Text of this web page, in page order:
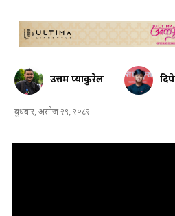
उत्तम प्याकुरेल
बुधबार, असोज २९, २०८२